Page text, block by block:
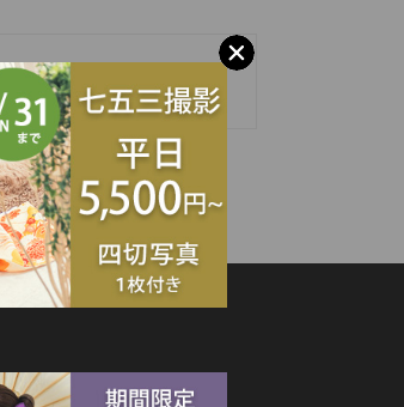
振袖レンタルフェア‼